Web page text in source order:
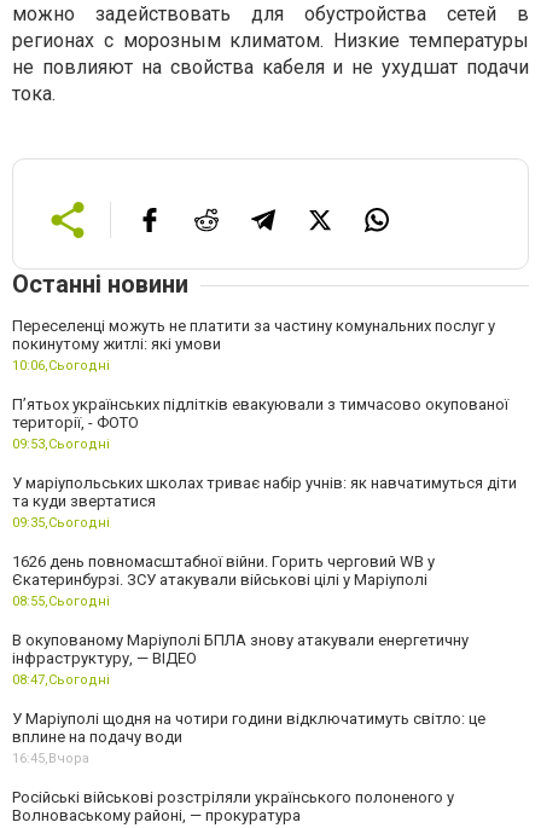
можно задействовать для обустройства сетей в
регионах с морозным климатом. Низкие температуры
не повлияют на свойства кабеля и не ухудшат подачи
тока.
Останні новини
Переселенці можуть не платити за частину комунальних послуг у
покинутому житлі: які умови
10:06,Сьогодні
П’ятьох українських підлітків евакуювали з тимчасово окупованої
території, - ФОТО
09:53,Сьогодні
У маріупольських школах триває набір учнів: як навчатимуться діти
та куди звертатися
09:35,Сьогодні
1626 день повномасштабної війни. Горить черговий WB у
Єкатеринбурзі. ЗСУ атакували військові цілі у Маріуполі
08:55,Сьогодні
В окупованому Маріуполі БПЛА знову атакували енергетичну
інфраструктуру, — ВІДЕО
08:47,Сьогодні
У Маріуполі щодня на чотири години відключатимуть світло: це
вплине на подачу води
16:45,Вчора
Російські військові розстріляли українського полоненого у
Волноваському районі, — прокуратура